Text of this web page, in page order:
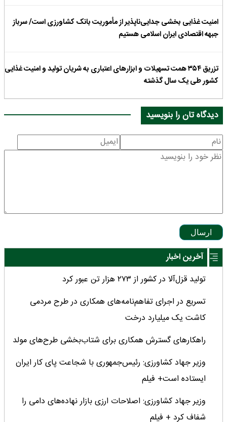
امنیت غذایی بخشی جدایی‌ناپذیر از مأموریت بانک کشاورزی است/ سرباز
جبهه اقتصادی ایران اسلامی هستیم
تزریق ۳۵۴ همت تسهیلات و ابزارهای اعتباری به شریان تولید و امنیت غذایی
کشور طی یک سال گذشته
دیدگاه تان را بنویسید
ارسال
آخرین اخبار
تولید قزل‌آلا در کشور از ۲۷۳ هزار تن عبور کرد
تسریع در اجرای تفاهم‌نامه‌های همکاری در طرح مردمی
کاشت یک میلیارد درخت
راهکارهای گسترش همکاری برای شتاب‌بخشی طرح‌های مولد
وزیر جهاد کشاورزی: رئیس‌جمهوری با شجاعت پای کار ایران
ایستاده است+ فیلم
وزیر جهاد کشاورزی: اصلاحات ارزی بازار نهاده‌های دامی را
شفاف کرد + فیلم